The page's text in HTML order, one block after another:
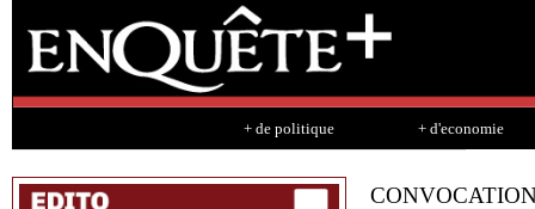
+ de politique + d'economie